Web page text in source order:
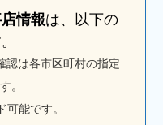
情報は、以下の
認は各市区町村の指定
。
能です。